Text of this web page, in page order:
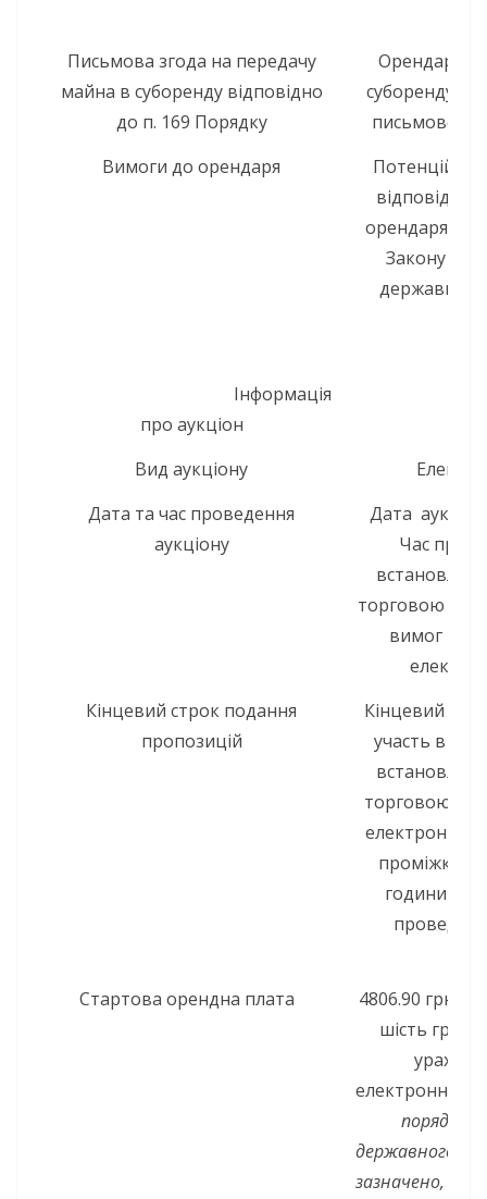
Письмова згода на передачу
майна в суборенду відповідно
до п. 169 Порядку
Орендар
суборенду
письмовою
Вимоги до орендаря
орендаря,
Закону
Інформація
про аукціон
Вид аукціону
Дата та час проведення
аукціону
Дата
Час
торговою
вимог
Кінцевий строк подання
пропозицій
Кінцевий
участь
торговою
проміжку
години
Стартова орендна плата
4806.90 грн.
шість
електронного
порядку
державного
зазначено, що